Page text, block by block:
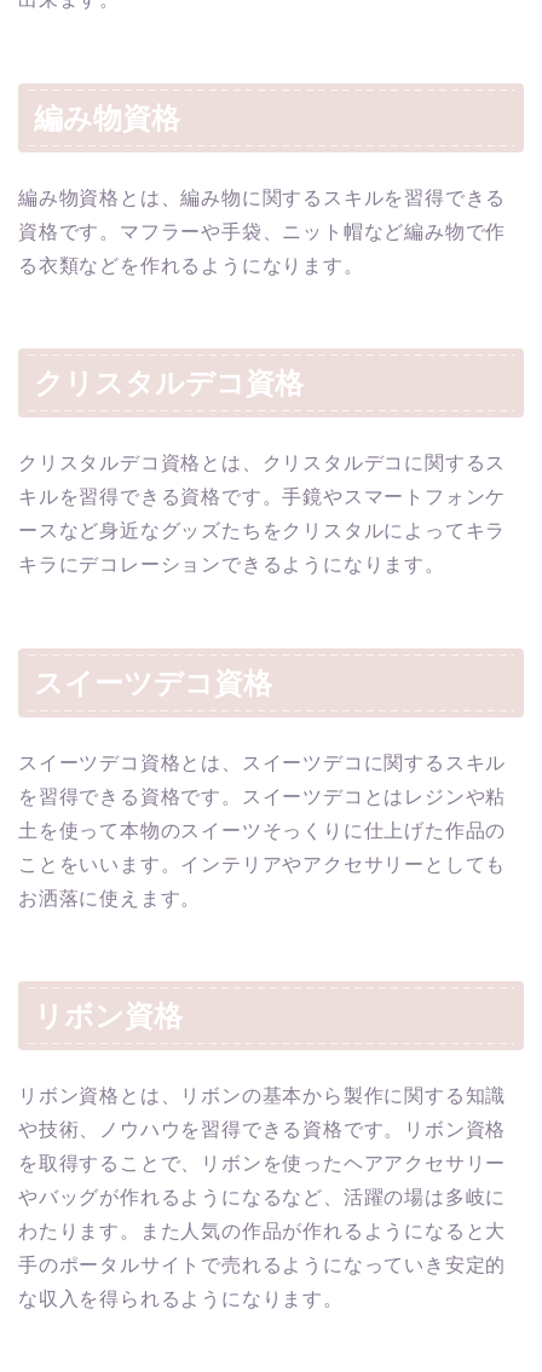
編み物資格
編み物資格とは、編み物に関するスキルを習得できる
資格です。マフラーや手袋、ニット帽など編み物で作
る衣類などを作れるようになります。
クリスタルデコ資格
クリスタルデコ資格とは、クリスタルデコに関するス
キルを習得できる資格です。手鏡やスマートフォンケ
ースなど身近なグッズたちをクリスタルによってキラ
キラにデコレーションできるようになります。
スイーツデコ資格
スイーツデコ資格とは、スイーツデコに関するスキル
を習得できる資格です。スイーツデコとはレジンや粘
土を使って本物のスイーツそっくりに仕上げた作品の
ことをいいます。インテリアやアクセサリーとしても
お洒落に使えます。
リボン資格
リボン資格とは、リボンの基本から製作に関する知識
や技術、ノウハウを習得できる資格です。リボン資格
を取得することで、リボンを使ったヘアアクセサリー
やバッグが作れるようになるなど、活躍の場は多岐に
わたります。また人気の作品が作れるようになると大
手のポータルサイトで売れるようになっていき安定的
な収入を得られるようになります。